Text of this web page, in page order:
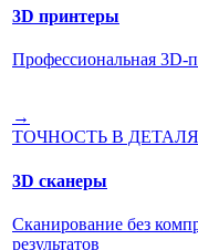
3D принтеры
Профессиональная 3D-
→
ТОЧНОСТЬ В
3D сканеры
Сканирование без
результатов